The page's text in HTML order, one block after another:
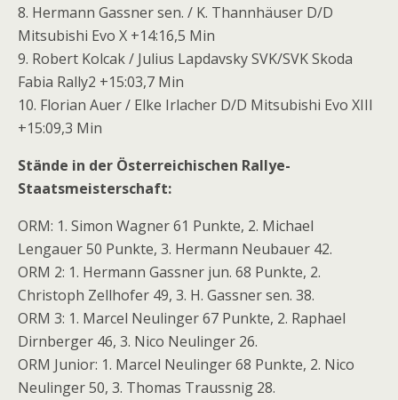
8. Hermann Gassner sen. / K. Thannhäuser D/D
Mitsubishi Evo X +14:16,5 Min
9. Robert Kolcak / Julius Lapdavsky SVK/SVK Skoda
Fabia Rally2 +15:03,7 Min
10. Florian Auer / Elke Irlacher D/D Mitsubishi Evo XIII
+15:09,3 Min
Stände in der Österreichischen Rallye-
Staatsmeisterschaft:
ORM: 1. Simon Wagner 61 Punkte, 2. Michael
Lengauer 50 Punkte, 3. Hermann Neubauer 42.
ORM 2: 1. Hermann Gassner jun. 68 Punkte, 2.
Christoph Zellhofer 49, 3. H. Gassner sen. 38.
ORM 3: 1. Marcel Neulinger 67 Punkte, 2. Raphael
Dirnberger 46, 3. Nico Neulinger 26.
ORM Junior: 1. Marcel Neulinger 68 Punkte, 2. Nico
Neulinger 50, 3. Thomas Traussnig 28.